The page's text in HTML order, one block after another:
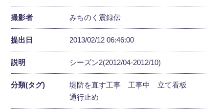
撮影者 みちのく震録伝
提出日 2013/02/12 06:46:00
説明 シーズン2(2012/04-2012/10)
分類(タグ) 堤防を直す工事 工事中
立て看板
通行止め